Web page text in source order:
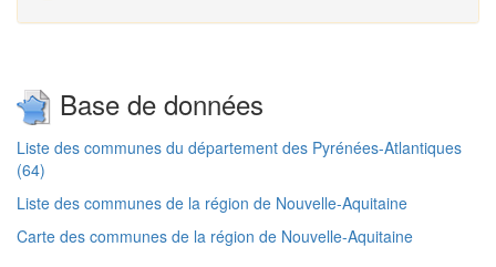
Base de données
Liste des communes du département des Pyrénées-Atlantiques
(64)
Liste des communes de la région de Nouvelle-Aquitaine
Carte des communes de la région de Nouvelle-Aquitaine